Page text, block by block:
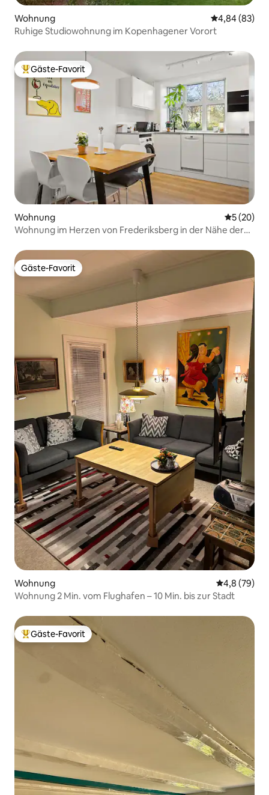
Wohnung
4,84 (83)
Ruhige Studiowohnung im Kopenhagener Vorort
Beliebter Gäste-Favorit.
Gäste-Favorit
Wohnung
5 (20)
Wohnung im Herzen von Frederiksberg in der Nähe der
Gäste-Favorit
Gäste-Favorit
Wohnung
4,8 (79)
Wohnung 2 Min. vom Flughafen – 10 Min. bis zur Stadt
Beliebter Gäste-Favorit.
Gäste-Favorit